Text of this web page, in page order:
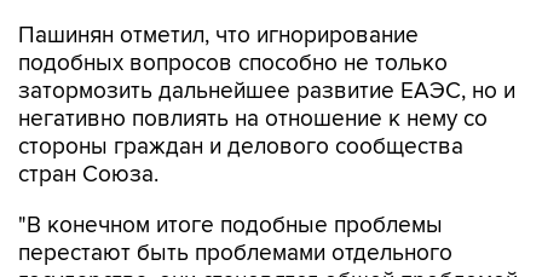
Пашинян отметил, что игнорирование
подобных вопросов способно не только
затормозить дальнейшее развитие ЕАЭС, но и
негативно повлиять на отношение к нему со
стороны граждан и делового сообщества
стран Союза.
"В конечном итоге подобные проблемы
перестают быть проблемами отдельного